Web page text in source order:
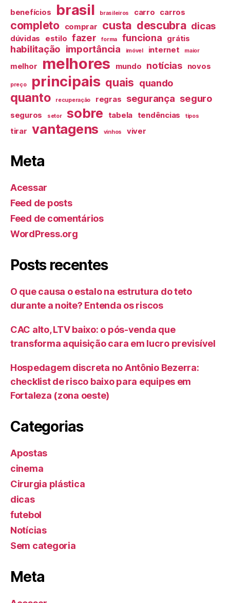
benefícios brasil brasileiros carro carros
completo comprar custa descubra dicas
dúvidas estilo fazer forma funciona grátis
habilitação importância imóvel internet maior
melhor melhores mundo notícias novos
preço principais quais quando
quanto recuperação regras segurança seguro
seguros setor sobre tabela tendências tipos
tirar vantagens vinhos viver
Meta
Acessar
Feed de posts
Feed de comentários
WordPress.org
Posts recentes
O que causa o estalo na estrutura do teto
durante a noite? Entenda os riscos
CAC alto, LTV baixo: o pós-venda que
transforma aquisição cara em lucro previsível
Hospedagem discreta no Antônio Bezerra:
checklist de risco baixo para equipes em
Fortaleza (zona oeste)
Categorias
Apostas
cinema
Cirurgia plástica
dicas
futebol
Notícias
Sem categoria
Meta